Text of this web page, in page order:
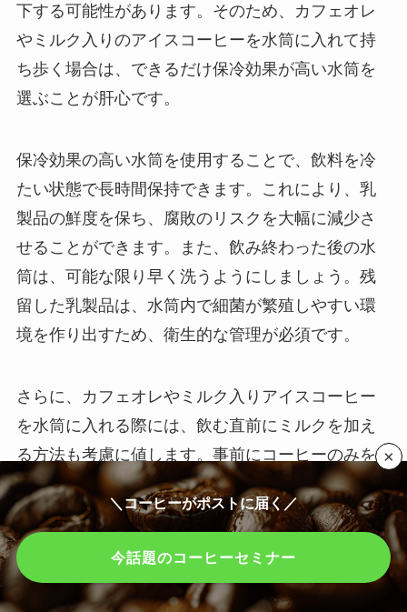
下する可能性があります。そのため、カフェオレ
やミルク入りのアイスコーヒーを水筒に入れて持
ち歩く場合は、できるだけ保冷効果が高い水筒を
選ぶことが肝心です。
保冷効果の高い水筒を使用することで、飲料を冷
たい状態で長時間保持できます。これにより、乳
製品の鮮度を保ち、腐敗のリスクを大幅に減少さ
せることができます。また、飲み終わった後の水
筒は、可能な限り早く洗うようにしましょう。残
留した乳製品は、水筒内で細菌が繁殖しやすい環
境を作り出すため、衛生的な管理が必須です。
さらに、カフェオレやミルク入りアイスコーヒー
を水筒に入れる際には、飲む直前にミルクを加え
る方法も考慮に値します。事前にコーヒーのみを
水筒に入れ、飲用時に冷たいミルクを加えること
で、飲料の鮮度を最大限に保つことができます。
このように、
ーヒーを水筒で安全に楽しむためには、保冷効果
＼コーヒーがポストに届く／
今話題のコーヒーセミナー
×